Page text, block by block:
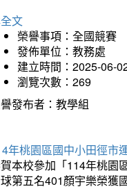
文
榮譽事項：全國競賽
發佈單位：教務處
建立時間：2025-06-
瀏覽次數：269
發布者：教學組
年桃園區國中小田徑市
本校參加「114年桃園
第五名401顏宇樂榮獲